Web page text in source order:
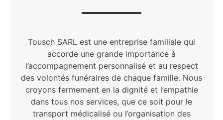
Tousch SARL est une entreprise familiale qui
accorde une grande importance à
l’accompagnement personnalisé et au respect
des volontés funéraires de chaque famille. Nous
croyons fermement en la dignité et l’empathie
dans tous nos services, que ce soit pour le
transport médicalisé ou l’organisation des